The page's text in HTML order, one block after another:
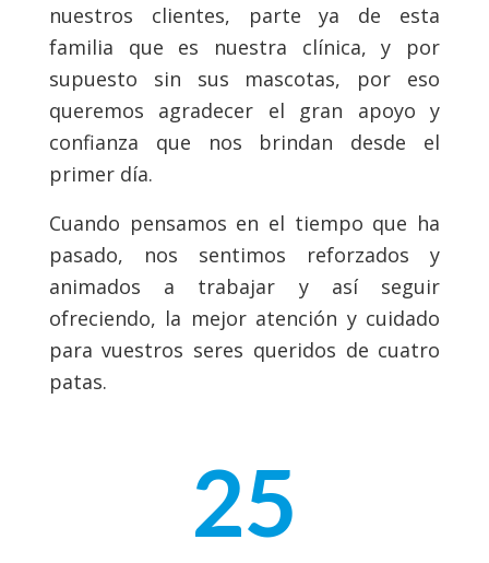
nuestros clientes, parte ya de esta
familia que es nuestra clínica, y por
supuesto sin sus mascotas, por eso
queremos agradecer el gran apoyo y
confianza que nos brindan desde el
primer día.
Cuando pensamos en el tiempo que ha
pasado, nos sentimos reforzados y
animados a trabajar y así seguir
ofreciendo, la mejor atención y cuidado
para vuestros seres queridos de cuatro
patas.
25